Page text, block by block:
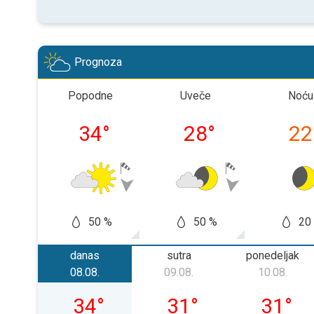
Prognoza
Popodne
34°
50 %
Uveče
28°
50 %
Noću
22
20
danas
subota, 08. 08.
08.08.
34°
sutra
nedelja, 09. 08.
09.08.
31 °
ponedeljak
10.08.
31 °